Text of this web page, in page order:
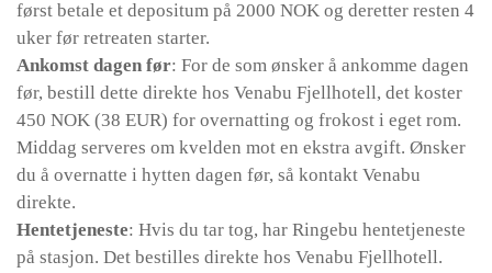
først betale et depositum på 2000 NOK og deretter resten 4
uker før retreaten starter.
Ankomst dagen før: For de som ønsker å ankomme dagen
før, bestill dette direkte hos Venabu Fjellhotell, det koster
450 NOK (38 EUR) for overnatting og frokost i eget rom.
Middag serveres om kvelden mot en ekstra avgift. Ønsker
du å overnatte i hytten dagen før, så kontakt Venabu
direkte.
Hentetjeneste: Hvis du tar tog, har Ringebu hentetjeneste
på stasjon. Det bestilles direkte hos Venabu Fjellhotell.